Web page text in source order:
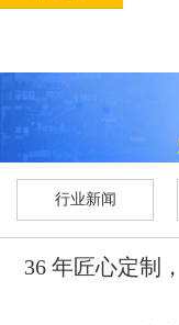
行业新闻
36 年匠心定制